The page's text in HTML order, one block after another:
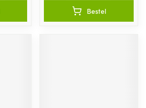
Bestel